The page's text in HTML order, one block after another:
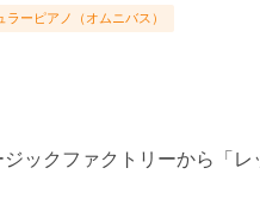
ラーピアノ（オムニバス）
ジックファクトリーから「